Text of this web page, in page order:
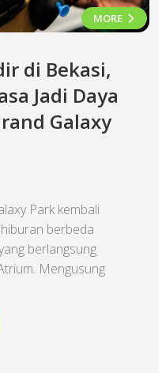
MORE
di Bekasi,
Jadi Daya
Galaxy
Park kembali
berbeda
berlangsung
Mengusung